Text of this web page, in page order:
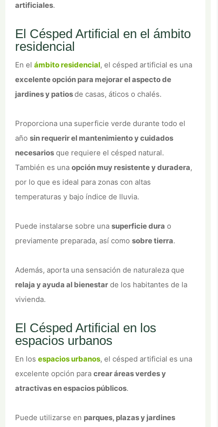
artificiales.
El Césped Artificial en el ámbito
residencial
En elámbito residencial, el césped artificial es una
excelente opción para mejorar el aspecto de
jardines y patiosde casas, áticos o chalés.
Proporciona una superficie verde durante todo el
añosin requerir el mantenimiento y cuidados
necesarios que requiere el césped natural.
También es unaopción muy resistente y duradera,
por lo que es ideal para zonas con altas
temperaturas y bajo índice de lluvia.
Puede instalarse sobre unasuperficie dura o
previamente preparada, así comosobre tierra.
Además, aporta una sensación de naturaleza que
relaja y ayuda al bienestar de los habitantes de la
vivienda.
El Césped Artificial en los
espacios urbanos
En losespacios urbanos, el césped artificial es una
excelente opción paracrear áreas verdes y
atractivas en espacios públicos.
Puede utilizarse en parques, plazas y jardines